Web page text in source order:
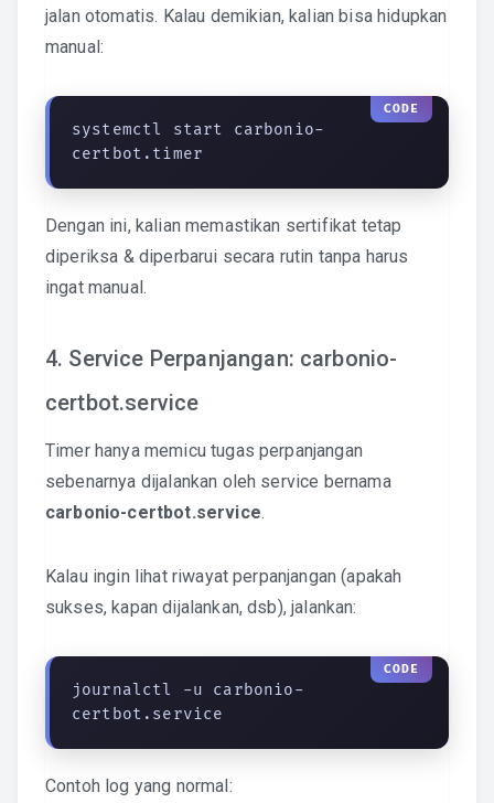
jalan otomatis. Kalau demikian, kalian bisa hidupkan
manual:
systemctl start carbonio-
certbot.timer
Dengan ini, kalian memastikan sertifikat tetap
diperiksa & diperbarui secara rutin tanpa harus
ingat manual.
4. Service Perpanjangan: carbonio-
certbot.service
Timer hanya memicu tugas perpanjangan
sebenarnya dijalankan oleh service bernama
carbonio-certbot.service.
Kalau ingin lihat riwayat perpanjangan (apakah
sukses, kapan dijalankan, dsb), jalankan:
journalctl -u carbonio-
certbot.service
Contoh log yang normal: